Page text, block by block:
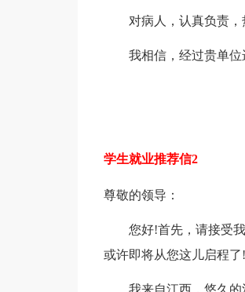
对病人，认真负责，热
我相信，经过贵单位进
学生就业推荐信2
尊敬的领导：
您好!首先，请接受我
或许即将从您这儿启程
我来自江西，悠久的汉